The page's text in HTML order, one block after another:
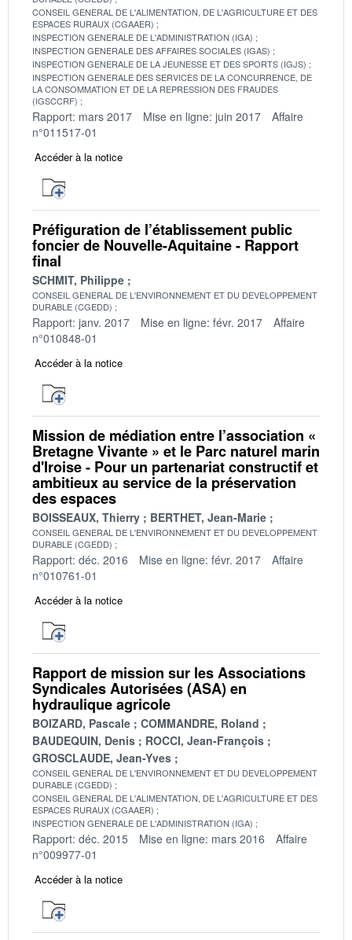
CONSEIL GENERAL DE L'ALIMENTATION, DE L'AGRICULTURE ET DES
ESPACES RURAUX (CGAAER)
INSPECTION GENERALE DE L'ADMINISTRATION (IGA)
INSPECTION GENERALE DES AFFAIRES SOCIALES (IGAS)
INSPECTION GENERALE DE LA JEUNESSE ET DES SPORTS (IGJS)
INSPECTION GENERALE DES SERVICES DE LA CONCURRENCE, DE
LA CONSOMMATION ET DE LA REPRESSION DES FRAUDES
(IGSCCRF)
Rapport: mars 2017 Mise en ligne: juin 2017
Affaire
n°011517-01
Accéder à la notice
Préfiguration de l’établissement public
foncier de Nouvelle-Aquitaine - Rapport
final
SCHMIT, Philippe
CONSEIL GENERAL DE L'ENVIRONNEMENT ET DU DEVELOPPEMENT
DURABLE (CGEDD)
Rapport: janv. 2017 Mise en ligne: févr. 2017
Affaire
n°010848-01
Accéder à la notice
Mission de médiation entre l’association «
Bretagne Vivante » et le Parc naturel marin
d'Iroise - Pour un partenariat constructif et
ambitieux au service de la préservation
des espaces
BOISSEAUX, Thierry BERTHET, Jean-Marie
CONSEIL GENERAL DE L'ENVIRONNEMENT ET DU DEVELOPPEMENT
DURABLE (CGEDD)
Rapport: déc. 2016 Mise en ligne: févr. 2017
Affaire
n°010761-01
Accéder à la notice
Rapport de mission sur les Associations
Syndicales Autorisées (ASA) en
hydraulique agricole
BOIZARD, Pascale
COMMANDRE, Roland
BAUDEQUIN, Denis
ROCCI, Jean-François
GROSCLAUDE, Jean-Yves
CONSEIL GENERAL DE L'ENVIRONNEMENT ET DU DEVELOPPEMENT
DURABLE (CGEDD)
CONSEIL GENERAL DE L'ALIMENTATION, DE L'AGRICULTURE ET DES
ESPACES RURAUX (CGAAER)
INSPECTION GENERALE DE L'ADMINISTRATION (IGA)
Rapport: déc. 2015 Mise en ligne: mars 2016
Affaire
n°009977-01
Accéder à la notice